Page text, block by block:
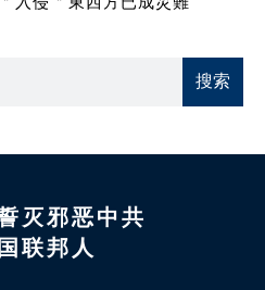
搜索
灭邪恶中共
联邦人​